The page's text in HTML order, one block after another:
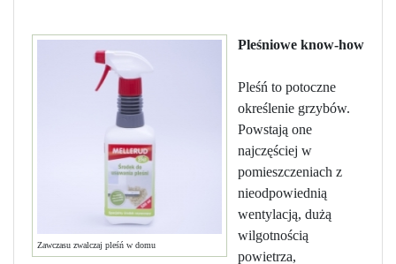
Zawczasu zwalczaj pleśń w domu
Pleśniowe know-how
Pleśń to potoczne
określenie grzybów.
Powstają one
najczęściej w
pomieszczeniach z
nieodpowiednią
wentylacją, dużą
wilgotnością
powietrza,